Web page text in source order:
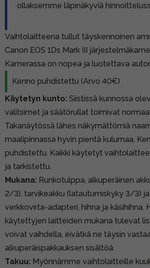
ollaksemme läpinäkyviä
Vaihtolaitteena tullut täyskennoinen
Canon EOS 1Ds Mark III
Kamerassa on nopea ja luotettava
Kenno puhdistettu (Arvo 40€)
Käytetyn kunto: Siistissä kunnossa
valitsimet ja säätörullat toimivat
Takanäytössä lähes näkymättömiä
maalipinnassa hyvin pientä kulumaa.
puhdistettu. Kaikki käytetyt
ja tarkistettu.
Mukana: Runkotulppa, alkuperäinen
2/3), tarvikeakku (latautumiskyky 3/3)
verkkovirta-adapteri, hihna ja käsihihna.
käytettyjen laitteiden mukana tulevat
voivat vaihdella, eivätkä ne täysin
alkuperäispakkauksen sisältöä.
Takuu: Myönnämme vaihtolaitteille